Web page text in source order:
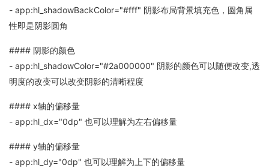
- app:hl_shadowBackColor="#fff" 阴影布局背景填充色，圆角属
性即是阴影圆角
#### 阴影的颜色
- app:hl_shadowColor="#2a000000" 阴影的颜色可以随便改变,透
明度的改变可以改变阴影的清晰程度
#### x轴的偏移量
- app:hl_dx="0dp" 也可以理解为左右偏移量
#### y轴的偏移量
- app:hl_dy="0dp" 也可以理解为上下的偏移量